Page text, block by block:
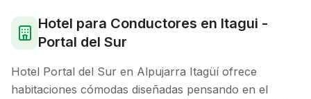
Hotel para Conductores en Itagui -
Portal del Sur
Hotel Portal del Sur en Alpujarra Itagüí ofrece
habitaciones cómodas diseñadas pensando en el